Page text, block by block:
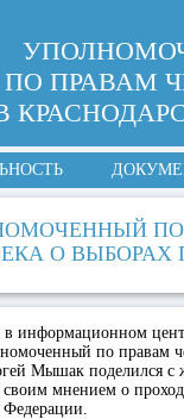
ПО ПРАВАМ
О ВЫБОРАХ
в информационном
по правам
Мышак поделился с
своим мнением о
Федерации.